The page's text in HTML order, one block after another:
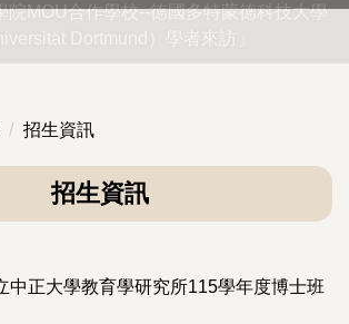
院MOU合作學校--德國多特蒙德科技大學
Dortmund）學者來訪」
招生資訊
招生資訊
中正大學教育學研究所115學年度博士班